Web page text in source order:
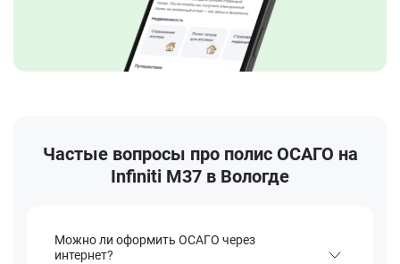
Частые вопросы про полис ОСАГО на
Infiniti M37 в Вологде
Можно ли оформить ОСАГО через
интернет?